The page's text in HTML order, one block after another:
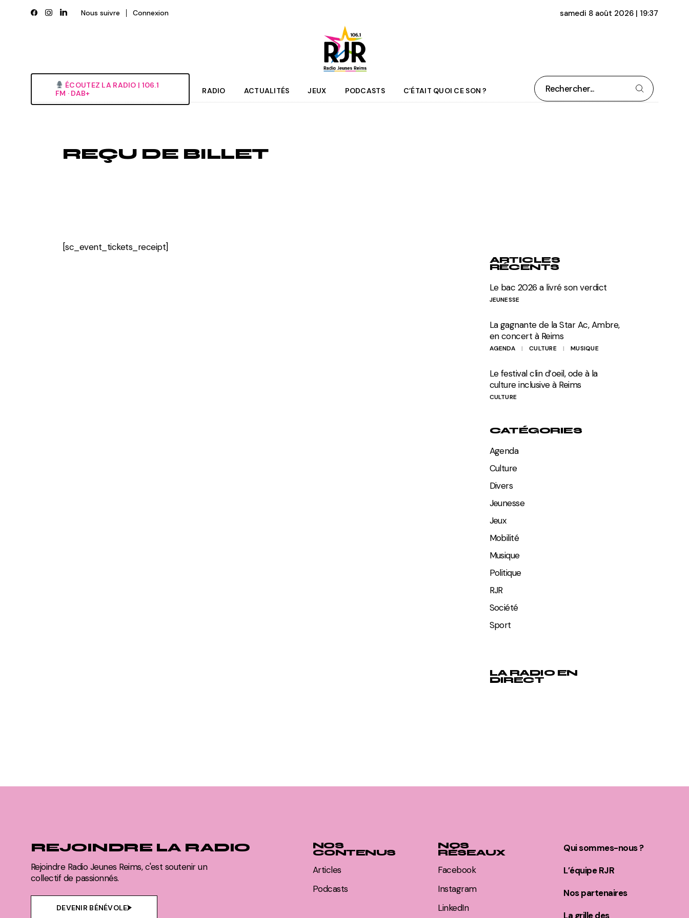
Nous suivre Connexion samedi 8 août 2026 | 19:37
ÉCOUTEZ LA RADIO‎ | ‎106.1
FM · DAB+
RADIO
L’équipe RJR
ACTUALITÉS
Sport
JEUX PODCASTS C’ÉTAIT QUOI CE SON ?
Rechercher
REÇU DE BILLET
[sc_event_tickets_receipt]
ARTICLES
RÉCENTS
Le bac 2026 a livré son verdict
JEUNESSE
La gagnante de la Star Ac, Ambre,
en concert à Reims
AGENDA CULTURE MUSIQUE
Le festival clin d’oeil, ode à la
culture inclusive à Reims
CULTURE
CATÉGORIES
Agenda
Culture
Divers
Jeunesse
Jeux
Mobilité
Musique
Politique
RJR
Société
Sport
LA RADIO EN
DIRECT
REJOINDRE LA RADIO
Rejoindre Radio Jeunes Reims, c'est soutenir un
collectif de passionnés.
DEVENIR BÉNÉVOLE
NOS
CONTENUS
Articles
Podcasts
NOS
RÉSEAUX
Facebook
Instagram
LinkedIn
Qui sommes-nous ?
L’équipe RJR
Nos partenaires
La grille des